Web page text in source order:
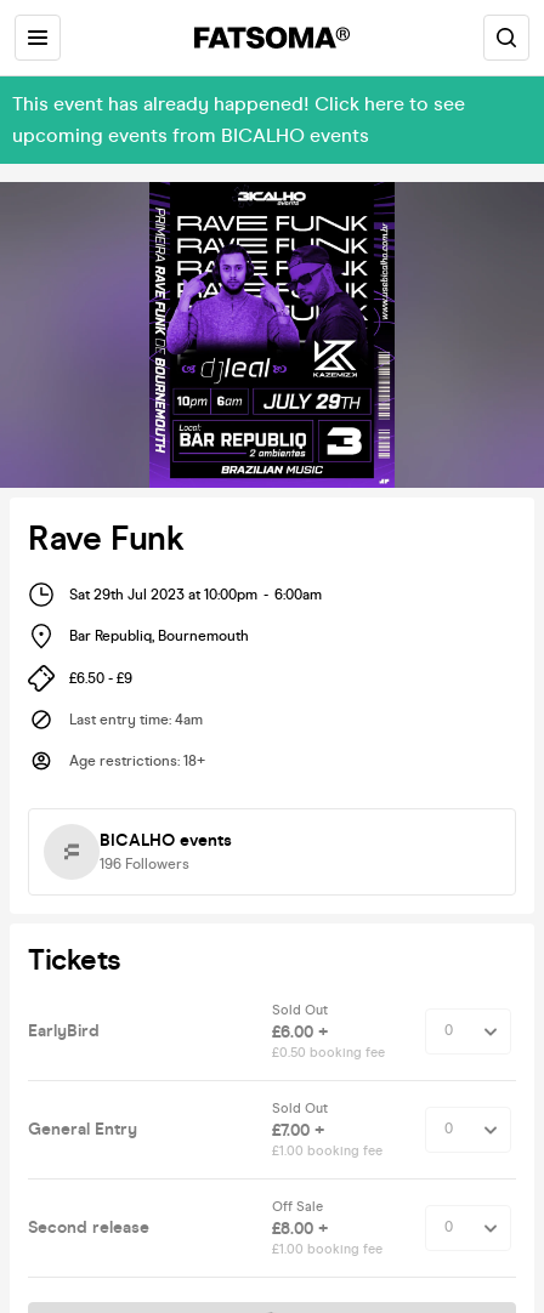
This event has already happened! Click here to see
upcoming events from BICALHO events
Rave Funk
Sat 29th Jul 2023 at 10:00pm - 6:00am
Bar Republiq, Bournemouth
£6.50 - £9
Last entry time: 4am
Age restrictions: 18+
BICALHO events
196 Followers
Tickets
EarlyBird
Sold Out
£6.00 +
£0.50 booking fee
General Entry
Sold Out
£7.00 +
£1.00 booking fee
Second release
Off Sale
£8.00 +
£1.00 booking fee